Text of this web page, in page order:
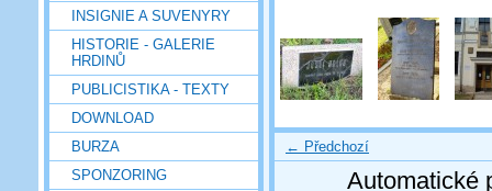
INSIGNIE A SUVENYRY
HISTORIE - GALERIE
HRDINŮ
PUBLICISTIKA - TEXTY
DOWNLOAD
BURZA
SPONZORING
← Předchozí
Automatické